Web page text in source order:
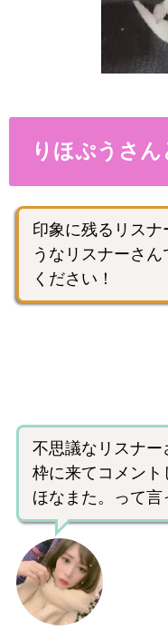
りほぷうさん
印象に残るリスナ
うなリスナーさ
ください！
不思議なリスナ
枠に来てコメント
ほなまた。って